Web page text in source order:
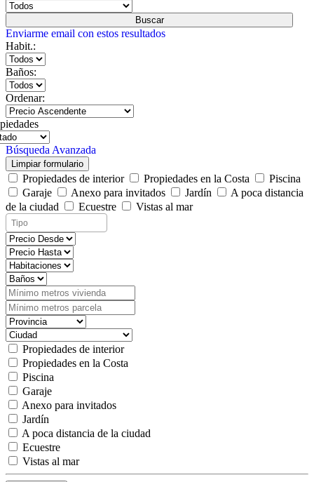
Buscar
Enviarme email con estos resultados
Habit.:
Baños:
Ordenar:
Búsqueda Avanzada
Limpiar formulario
Propiedades de interior Propiedades en la Costa
Piscina
Garaje
Anexo para invitados Jardín
A poca distancia
de la ciudad
Ecuestre Vistas al mar
Propiedades de interior
Propiedades en la Costa
Piscina
Garaje
Anexo para invitados
Jardín
A poca distancia de la ciudad
Ecuestre
Vistas al mar